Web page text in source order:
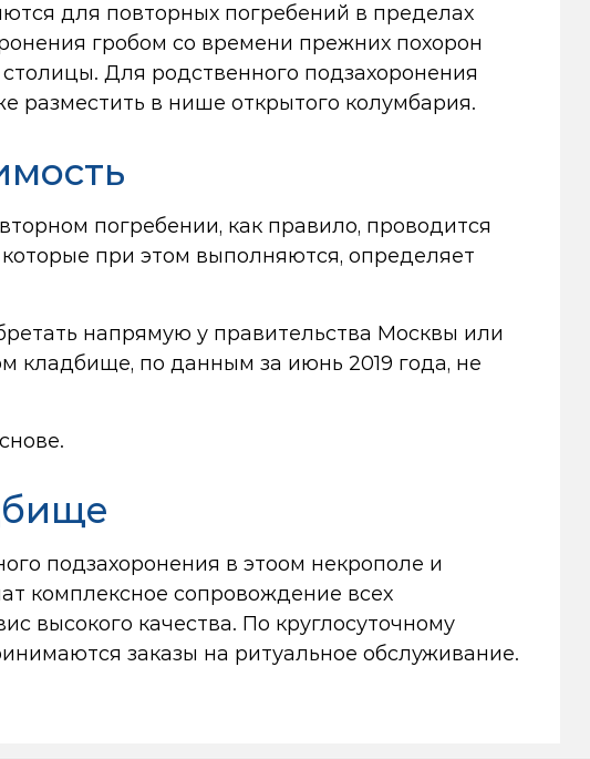
для повторных погребений в пределах
гробом со времени прежних похорон
Для родственного подзахоронения
разместить в нише открытого колумбария.
погребении, как правило, проводится
при этом выполняются, определяет
напрямую у правительства Москвы или
кладбище, по данным за июнь 2019 года, не
подзахоронения в этоом некрополе и
комплексное сопровождение всех
высокого качества. По круглосуточному
заказы на ритуальное обслуживание.